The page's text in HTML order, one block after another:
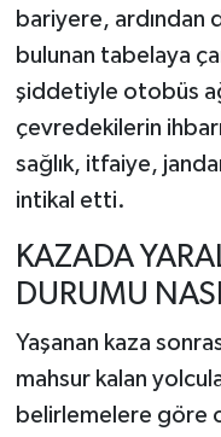
bariyere, ardından
bulunan tabelaya
şiddetiyle otobüs
çevredekilerin
sağlık, itfaiye,
intikal etti.
KAZADA
DURUMU
Yaşanan kaza
mahsur kalan
belirlemelere göre
YAŞAM
KÜLTÜR SANAT